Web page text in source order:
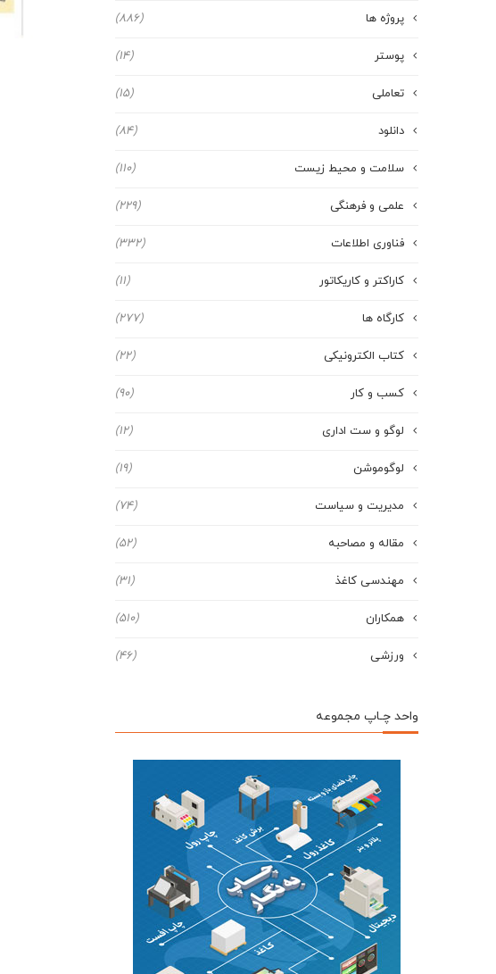
پروژه ها (886)
پوستر (14)
تعاملی (15)
دانلود (84)
سلامت و محیط زیست (110)
علمی و فرهنگی (229)
فناوری اطلاعات (332)
کاراکتر و کاریکاتور (11)
کارگاه ها (277)
کتاب الکترونیکی (22)
کسب و کار (90)
لوگو و ست اداری (12)
لوگوموشن (19)
مدیریت و سیاست (74)
مقاله و مصاحبه (52)
مهندسی کاغذ (31)
همکاران (510)
ورزشی (46)
واحد چـاپ مجموعه